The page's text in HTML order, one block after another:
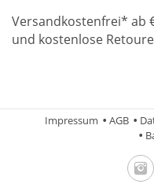
Versandkostenfrei* ab
und kostenlose Retoure
Impressum AGB